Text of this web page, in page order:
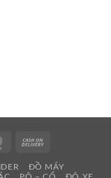
MasterCard
Delivery
ĐỒ MÁY